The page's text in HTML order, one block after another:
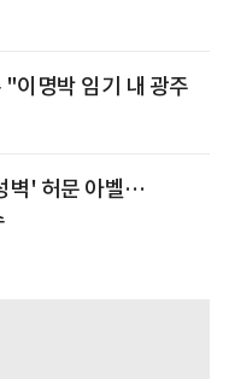
이명박 임기 내 광주
벽' 허문 아벨…